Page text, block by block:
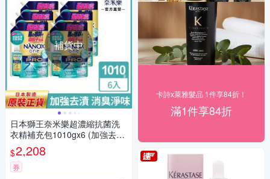
補貨中
日本獅王奈米樂超濃縮抗菌洗
衣精補充包1010gx6 (加強去
漬)
$2,208
券
卡詩x萊雅髮品 1件享84折！
滿1件享84折